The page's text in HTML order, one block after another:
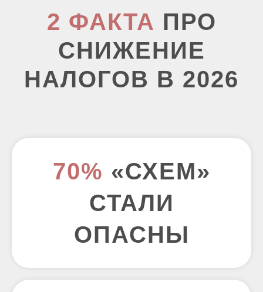
2 ФАКТА ПРО
СНИЖЕНИЕ
НАЛОГОВ В 2026
70% «СХЕМ»
СТАЛИ
ОПАСНЫ